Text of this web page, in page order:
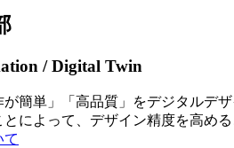
/ Digital Twin
が簡単」「高品質」をデジタル
によって、デザイン精度を高める
て